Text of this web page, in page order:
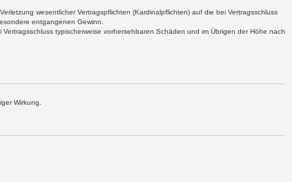
wesentlicher Vertragspflichten (Kardinalpflichten) auf die bei Vertragsschluss
entgangenen Gewinn.
typischerweise vorhersehbaren Schäden und im Übrigen der Höhe nach
Wirkung.